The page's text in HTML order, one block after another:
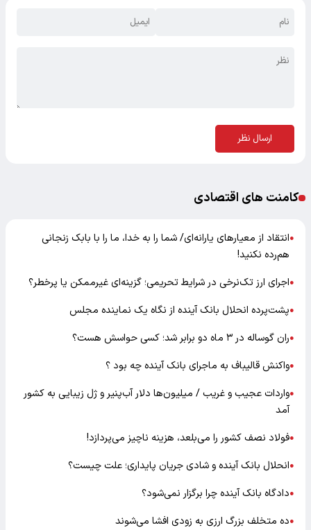
ارسال نظر
کامنت های اقتصادی
●انتقاد از معیارهای یارانه‌ای/ شما را به خدا، ما را با بابک زنجانی
هم‌رده نکنید!
●اجرای ارز تک‌نرخی در شرایط تحریمی؛ گزینه‌ای غیرممکن یا پرخطر؟
●پشت‌پرده انحلال بانک آینده از نگاه یک نماینده مجلس
●ران گوساله در ۳ ماه دو برابر شد؛ کسی حواسش هست؟
●واکنش قالیباف به ماجرای بانک آینده چه بود ؟
●واردات عجیب و غریب / میلیون‌ها دلار آب‌پنیر و ژل زیبایی به کشور
آمد
●فولاد نصف کشور را می‌بلعد، هزینه ناچیز می‌پردازد!
●انحلال بانک آینده و شادی جریان پایداری؛ علت چیست؟
●دادگاه بانک آینده چرا برگزار نمی‌شود؟
●ده متخلف بزرگ ارزی به زودی افشا می‌شوند